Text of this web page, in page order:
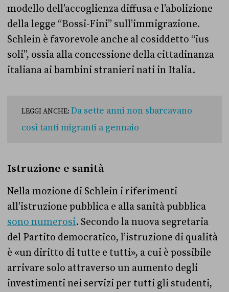
modello dell’accoglienza diffusa e l’abolizione
della legge “Bossi-Fini” sull’immigrazione.
Schlein è favorevole anche al cosiddetto “ius
soli”, ossia alla concessione della cittadinanza
italiana ai bambini stranieri nati in Italia.
LEGGI ANCHE: Da sette anni non sbarcavano
così tanti migranti a gennaio
Istruzione e sanità
Nella mozione di Schlein i riferimenti
all’istruzione pubblica e alla sanità pubblica
sono numerosi. Secondo la nuova segretaria
del Partito democratico, l’istruzione di qualità
è «un diritto di tutte e tutti», a cui è possibile
arrivare solo attraverso un aumento degli
investimenti nei servizi per tutti gli studenti,